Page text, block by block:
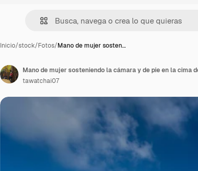
Inicio/stock/Fotos/Mano de mujer sosten…
tawatchai07